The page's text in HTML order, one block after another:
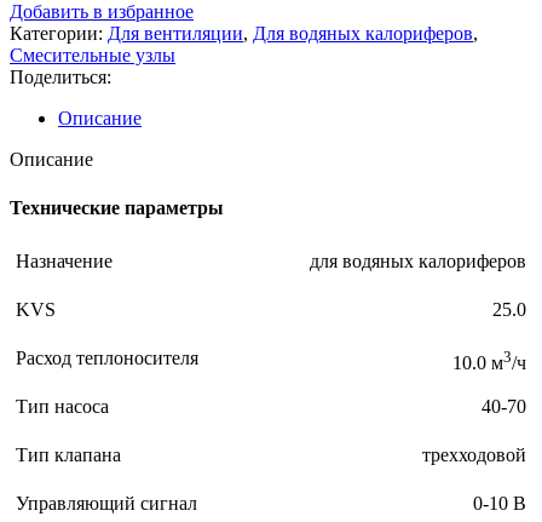
Добавить в избранное
Категории: Для вентиляции, Для водяных калориферов,
Смесительные узлы
Поделиться:
Описание
Описание
Технические параметры
Назначение для водяных калориферов
KVS 25.0
Расход теплоносителя 10.0 м3/ч
Тип насоса 40-70
Тип клапана трехходовой
Управляющий сигнал 0-10 В